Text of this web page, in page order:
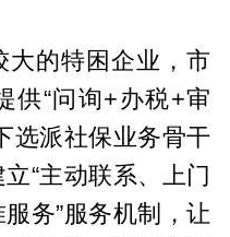
的特困企业，市
供“问询+办税+审
选派社保业务骨干
“主动联系、上门
务”服务机制，让